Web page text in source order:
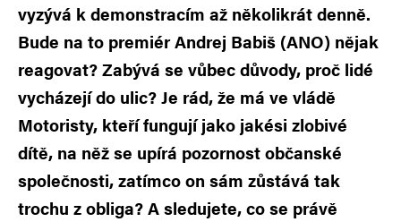
vyzývá k demonstracím až několikrát denně.
Bude na to premiér Andrej Babiš (ANO) nějak
reagovat? Zabývá se vůbec důvody, proč lidé
vycházejí do ulic? Je rád, že má ve vládě
Motoristy, kteří fungují jako jakési zlobivé
dítě, na něž se upírá pozornost občanské
společnosti, zatímco on sám zůstává tak
trochu z obliga? A sledujete, co se právě